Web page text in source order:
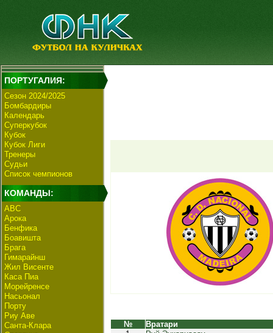
ПОРТУГАЛИЯ:
Сезон 2024/2025
Бомбардиры
Календарь
Суперкубок
Кубок
Кубок Лиги
Тренеры
Судьи
Список чемпионов
КОМАНДЫ:
АВС
Арока
Бенфика
Боавишта
Брага
Гимарайнш
Жил Висенте
Каса Пиа
Морейренсе
Насьонал
Порту
Риу Аве
Санта-Клара
№
Вратари